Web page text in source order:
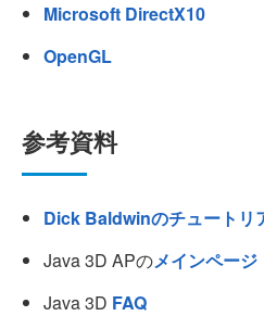
Microsoft DirectX10
OpenGL
参考資料
Dick Baldwinのチュートリ
Java 3D APのメインページ
Java 3D FAQ